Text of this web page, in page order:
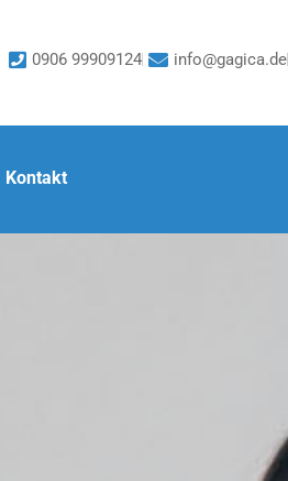
0906 99909124 info@gagica.de
Kontakt